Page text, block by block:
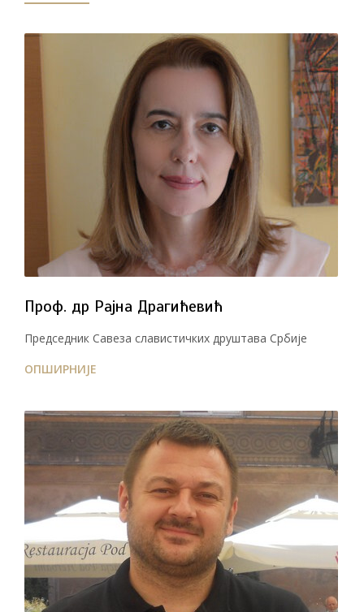
Проф. др Рајна Драгићевић
Председник Савеза славистичких друштава Србије
ОПШИРНИЈЕ